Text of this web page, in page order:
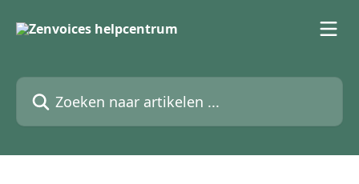
Zoeken naar artikelen ...